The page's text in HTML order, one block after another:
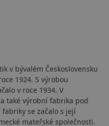
v bývalém Československu
1924. S výrobou
v roce 1934. V
také výrobní fabrika pod
se začalo s její
mateřské společnosti.